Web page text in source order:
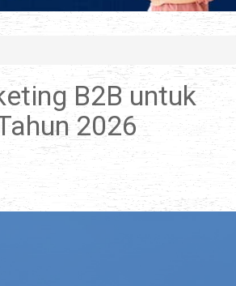
B2B untuk
2026